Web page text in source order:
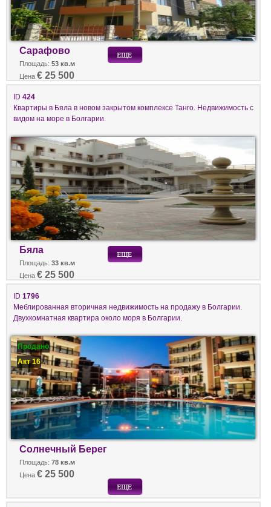
Сарафово
Площадь: 53 кв.м
Цена € 25 500
ID 424
Квартиры в Бяла в новом закрытом комплексе Танго. Недвижимость с
видом на море в Болгарии.
Бяла
Площадь: 33 кв.м
Цена € 25 500
ID 1796
Меблированная вторичная недвижимость на продажу в Болгарии.
Двухкомнатная квартира около моря в Болгарии.
Продано
Акт 16
Солнечный Берег
Площадь: 78 кв.м
Цена € 25 500